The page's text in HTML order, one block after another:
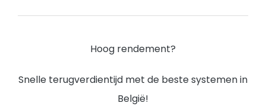
Hoog rendement?
Snelle terugverdientijd met de beste systemen in
België!